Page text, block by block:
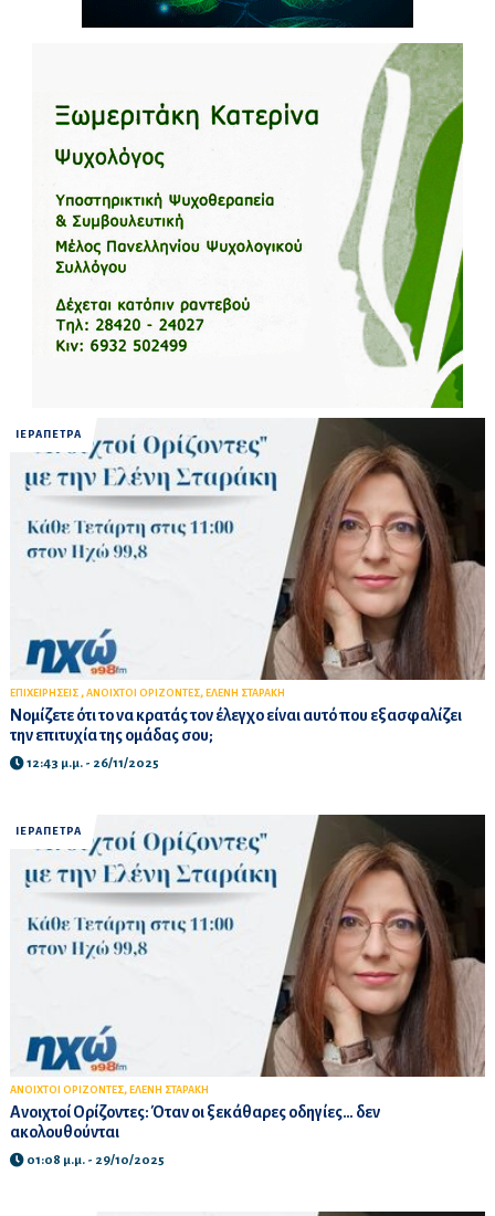
ΙΕΡΑΠΕΤΡΑ
ΕΠΙΧΕΙΡΗΣΕΙΣ , ΑΝΟΙΧΤΟΙ ΟΡΙΖΟΝΤΕΣ, ΕΛΕΝΗ ΣΤΑΡΑΚΗ
Νομίζετε ότι το να κρατάς τον έλεγχο είναι αυτό που εξασφαλίζει
την επιτυχία της ομάδας σου;
12:43 μ.μ. - 26/11/2025
ΙΕΡΑΠΕΤΡΑ
ΑΝΟΙΧΤΟΙ ΟΡΙΖΟΝΤΕΣ, ΕΛΕΝΗ ΣΤΑΡΑΚΗ
Ανοιχτοί Ορίζοντες: Όταν οι ξεκάθαρες οδηγίες… δεν
ακολουθούνται
01:08 μ.μ. - 29/10/2025